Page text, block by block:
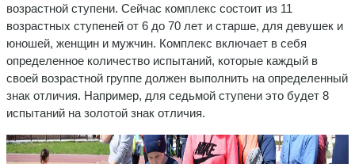
возрастной ступени. Сейчас комплекс состоит из 11
возрастных ступеней от 6 до 70 лет и старше, для девушек и
юношей, женщин и мужчин. Комплекс включает в себя
определенное количество испытаний, которые каждый в
своей возрастной группе должен выполнить на определенный
знак отличия. Например, для седьмой ступени это будет 8
испытаний на золотой знак отличия.